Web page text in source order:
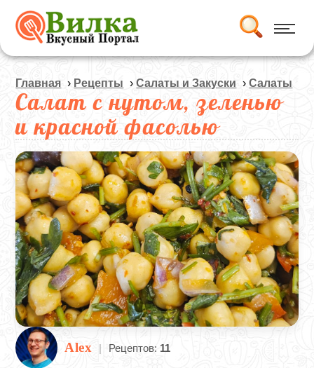
Главная › Рецепты ›Салаты и Закуски ›Салаты
Салат с нутом, зеленью
и красной фасолью
Alex | Рецептов: 11